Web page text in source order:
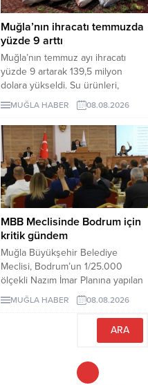
Muğla’nın ihracatı temmuzda
yüzde 9 arttı
Muğla’nın temmuz ayı ihracatı
yüzde 9 artarak 139,5 milyon
dolara yükseldi. Su ürünleri,
madencilik ve yaş meyve sebze
sektörleri ihracattaki artışta öne
çıktı.
MUĞLA HABER 08.08.2026
MBB Meclisinde Bodrum için
kritik gündem
Muğla Büyükşehir Belediye
Meclisi, Bodrum’un 1/25.000
ölçekli Nazım İmar Planına yapılan
itirazları, Bodrum–Datça feribot
ücretlerini ve Torba’daki 7 bin 86
metrekarelik taşınmazın bedelsiz
mülkiyet devrini görüşecek.
MUĞLA HABER 08.08.2026